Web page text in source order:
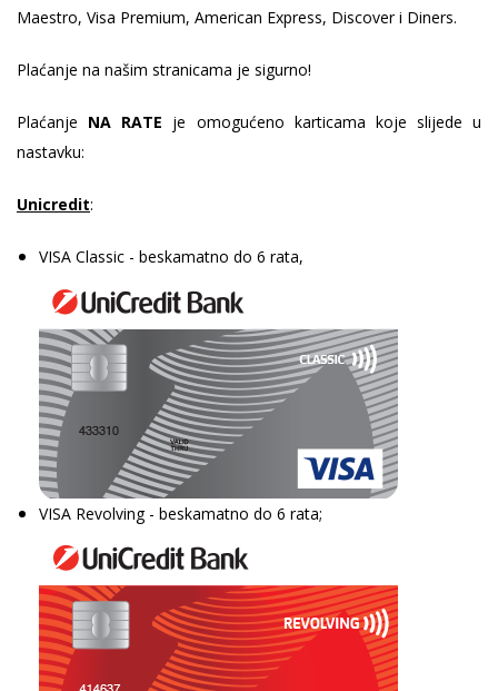
Maestro, Visa Premium, American Express, Discover i Diners.
Plaćanje na našim stranicama je sigurno!
Plaćanje NA RATE je omogućeno karticama koje slijede u
nastavku:
Unicredit:
VISA Classic - beskamatno do 6 rata,
VISA Revolving - beskamatno do 6 rata;